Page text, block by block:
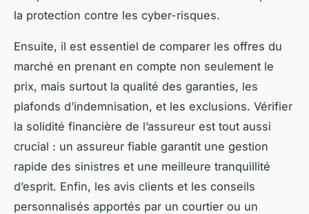
la protection contre les cyber-risques.
Ensuite, il est essentiel de comparer les offres du
marché en prenant en compte non seulement le
prix, mais surtout la qualité des garanties, les
plafonds d’indemnisation, et les exclusions. Vérifier
la solidité financière de l’assureur est tout aussi
crucial : un assureur fiable garantit une gestion
rapide des sinistres et une meilleure tranquillité
d’esprit. Enfin, les avis clients et les conseils
personnalisés apportés par un courtier ou un